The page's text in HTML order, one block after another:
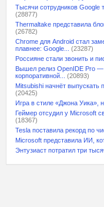
Тысячи сотрудников Google
(28877)
Thermaltake представила
(26782)
Chrome для Android стал
плавнее: Google...
(23287)
Россияне стали звонить и
Вышел релиз OpenIDE Pro —
корпоративной...
(20893)
Mitsubishi начнёт выпускать
(20425)
Игра в стиле «Джона Уика»,
Геймер отсудил у Microsoft
(18367)
Tesla поставила рекорд по
Microsoft представила ИИ,
Энтузиаст потратил три